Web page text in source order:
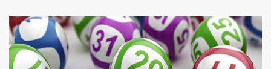
2026. La cruceta le da la oportunidad de escoger o combinar los
números del día para jugar en la lotería de cualquier país. Son
muchos los resultados exitosos de este sistema. Aplique este